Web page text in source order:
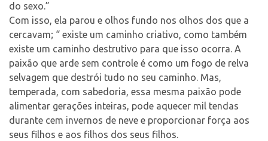
do sexo.”
Com isso, ela parou e olhos fundo nos olhos dos que a
cercavam; “ existe um caminho criativo, como também
existe um caminho destrutivo para que isso ocorra. A
paixão que arde sem controle é como um fogo de relva
selvagem que destrói tudo no seu caminho. Mas,
temperada, com sabedoria, essa mesma paixão pode
alimentar gerações inteiras, pode aquecer mil tendas
durante cem invernos de neve e proporcionar força aos
seus filhos e aos filhos dos seus filhos.